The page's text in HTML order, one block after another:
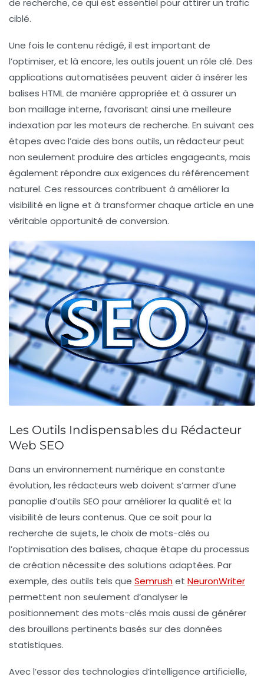
de recherche, ce qui est essentiel pour attirer un trafic
ciblé.
Une fois le contenu rédigé, il est important de
l’optimiser, et là encore, les outils jouent un rôle clé. Des
applications automatisées peuvent aider à insérer les
balises HTMLde manière appropriée et à assurer un
bon maillage interne, favorisant ainsi une meilleure
indexation par les moteurs de recherche. En suivant ces
étapes avec l’aide des bons outils, un rédacteur peut
non seulement produire des articles engageants, mais
également répondre aux exigences du référencement
naturel. Ces ressources contribuent à améliorer la
visibilité en ligne et à transformer chaque article en une
véritable opportunité de conversion.
Les Outils Indispensables du Rédacteur
Web SEO
Dans un environnement numérique en constante
évolution, les rédacteurs web doivent s’armer d’une
panoplie d’outils SEO pour améliorer la qualité et la
visibilité de leurs contenus. Que ce soit pour la
recherche de sujets, le choix de mots-clés ou
l’optimisation des balises, chaque étape du processus
de création nécessite des solutions adaptées. Par
exemple, des outils tels que Semrushet NeuronWriter
permettent non seulement d’analyser le
positionnement des mots-clés mais aussi de générer
des brouillons pertinents basés sur des données
statistiques.
Avec l’essor des technologies d’intelligence artificielle,